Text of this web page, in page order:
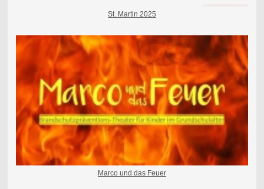
St. Martin 2025
Marco und das Feuer